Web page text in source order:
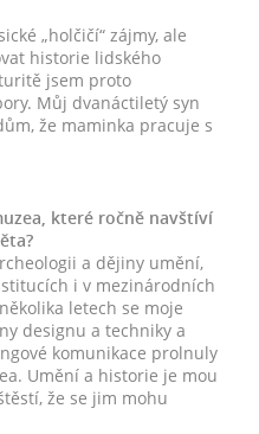
„holčičí“ zájmy, ale
historie lidského
jsem proto
Můj dvanáctiletý syn
že maminka pracuje s
které ročně navštíví
a dějiny umění,
i v mezinárodních
letech se moje
designu a techniky a
komunikace prolnuly
Umění a historie je mou
že se jim mohu